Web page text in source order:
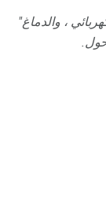
، والدماغ"